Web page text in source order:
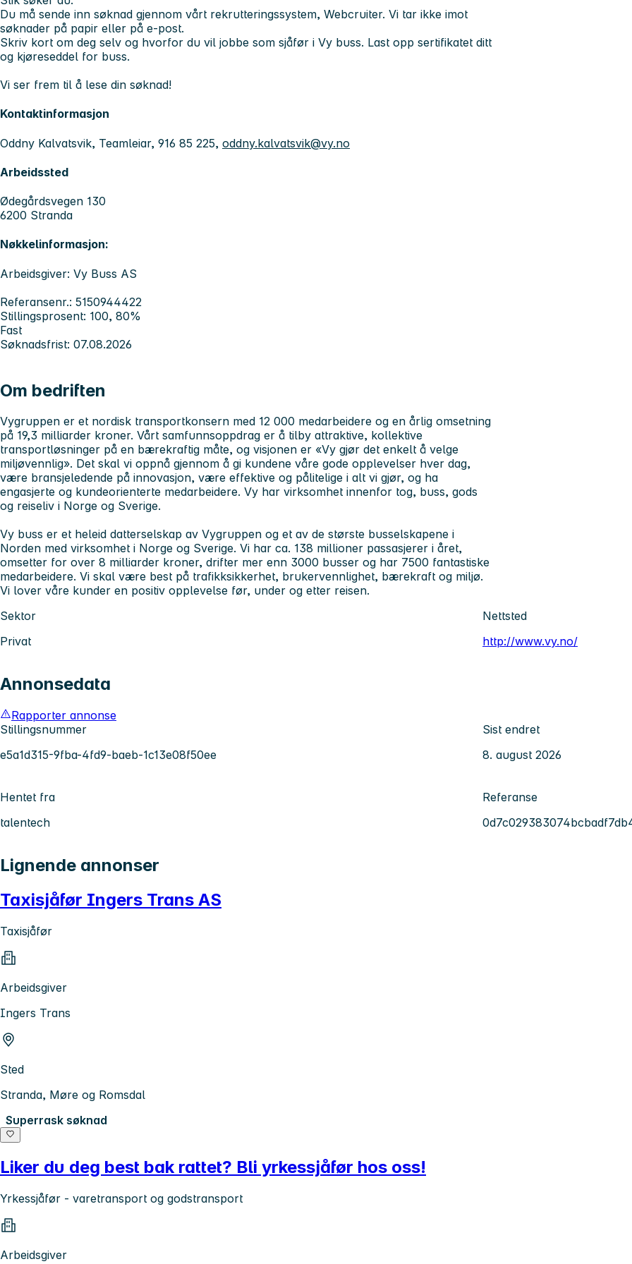
Du må sende inn søknad gjennom vårt rekrutteringssystem, Webcruiter. Vi tar ikke imot
søknader på papir eller på e-post.
Skriv kort om deg selv og hvorfor du vil jobbe som sjåfør i Vy buss. Last opp sertifikatet ditt
og kjøreseddel for buss.
Vi ser frem til å lese din søknad!
Kontaktinformasjon
Oddny Kalvatsvik, Teamleiar, 916 85 225, oddny.kalvatsvik@vy.no
Arbeidssted
Ødegårdsvegen 130
6200 Stranda
Nøkkelinformasjon:
Arbeidsgiver: Vy Buss AS
Referansenr.: 5150944422
Stillingsprosent: 100, 80%
Fast
Søknadsfrist: 07.08.2026
Om bedriften
Vygruppen er et nordisk transportkonsern med 12 000 medarbeidere og en årlig omsetning
på 19,3 milliarder kroner. Vårt samfunnsoppdrag er å tilby attraktive, kollektive
transportløsninger på en bærekraftig måte, og visjonen er «Vy gjør det enkelt å velge
miljøvennlig». Det skal vi oppnå gjennom å gi kundene våre gode opplevelser hver dag,
være bransjeledende på innovasjon, være effektive og pålitelige i alt vi gjør, og ha
engasjerte og kundeorienterte medarbeidere. Vy har virksomhet innenfor tog, buss, gods
og reiseliv i Norge og Sverige.
Vy buss er et heleid datterselskap av Vygruppen og et av de største busselskapene i
Norden med virksomhet i Norge og Sverige. Vi har ca. 138 millioner passasjerer i året,
omsetter for over 8 milliarder kroner, drifter mer enn 3000 busser og har 7500 fantastiske
medarbeidere. Vi skal være best på trafikksikkerhet, brukervennlighet, bærekraft og miljø.
Vi lover våre kunder en positiv opplevelse før, under og etter reisen.
Sektor
Privat
Nettsted
http://www.vy.no/
Annonsedata
Rapporter annonse
Stillingsnummer
e5a1d315-9fba-4fd9-baeb-1c13e08f50ee
Sist endret
8. august 2026
Hentet fra
talentech
Referanse
Lignende annonser
Taxisjåfør Ingers Trans AS
Taxisjåfør
Arbeidsgiver
Ingers Trans
Sted
Stranda, Møre og Romsdal
Superrask søknad
Liker du deg best bak rattet? Bli yrkessjåfør hos oss!
Yrkessjåfør - varetransport og godstransport
Arbeidsgiver